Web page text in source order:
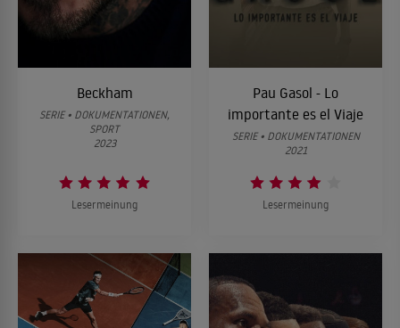
Beckham
SERIE • DOKUMENTATIONEN,
SPORT
2023
Lesermeinung
Pau Gasol - Lo
importante es el Viaje
SERIE • DOKUMENTATIONEN
2021
Lesermeinung